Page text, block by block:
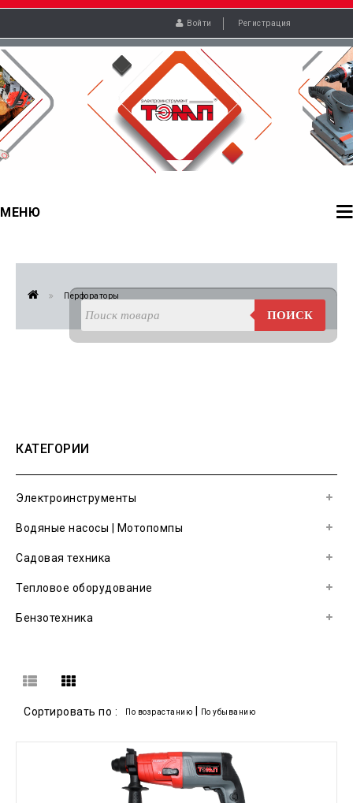
Войти Регистрация
МЕНЮ
Перфораторы
ПОИСК
КАТЕГОРИИ
Электроинструменты
Водяные насосы | Мотопомпы
Садовая техника
Тепловое оборудование
Бензотехника
Сортировать по : По возрастанию По убыванию